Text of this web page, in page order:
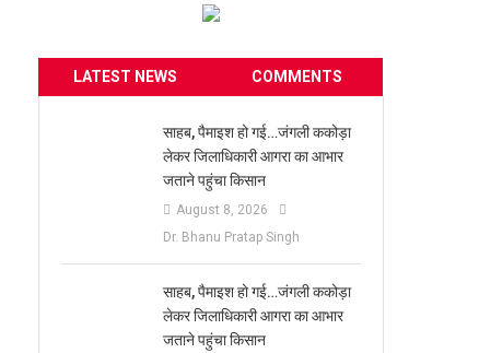
LATEST NEWS COMMENTS
साहब, पैमाइश हो गई…जंगली ककोड़ा
लेकर जिलाधिकारी आगरा का आभार
जताने पहुंचा किसान
August 8, 2026
Dr. Bhanu Pratap Singh
साहब, पैमाइश हो गई…जंगली ककोड़ा
लेकर जिलाधिकारी आगरा का आभार
जताने पहुंचा किसान